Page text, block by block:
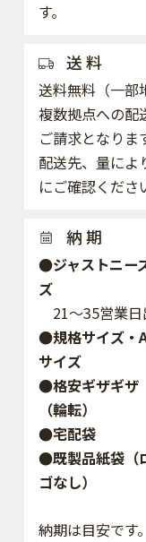
す。
送 料
送料無料（一部
複数拠点への配
ご請求となりま
配送先、量によ
にご確認くださ
納 期
●ジャストニー
ズ
21～35営業
●規格サイズ・
サイズ
●格安ギザギザ
（輪転）
●宅配袋
●既製品紙袋（
ゴなし）
納期は目安です